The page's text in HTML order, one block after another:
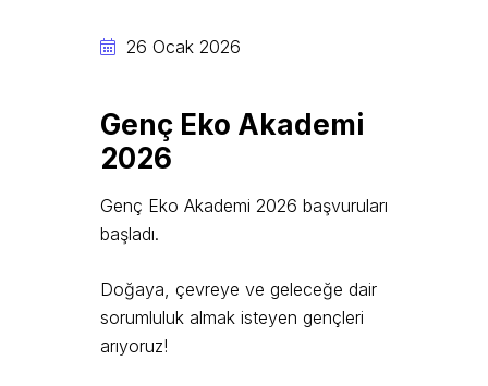
26 Ocak 2026
Genç Eko Akademi
2026
Genç Eko Akademi 2026 başvuruları
başladı.
Doğaya, çevreye ve geleceğe dair
sorumluluk almak isteyen gençleri
arıyoruz!